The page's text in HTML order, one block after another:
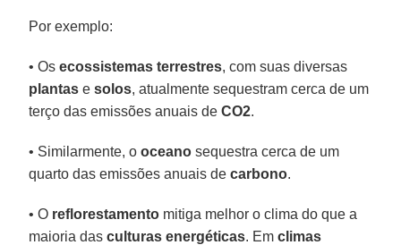
Por exemplo:
• Osecossistemas terrestres, com suas diversas
plantase solos, atualmente sequestram cerca de um
terço das emissões anuais deCO2.
• Similarmente, ooceano sequestra cerca de um
quarto das emissões anuais decarbono.
• O reflorestamento mitiga melhor o clima do que a
maioria dasculturas energéticas. Emclimas